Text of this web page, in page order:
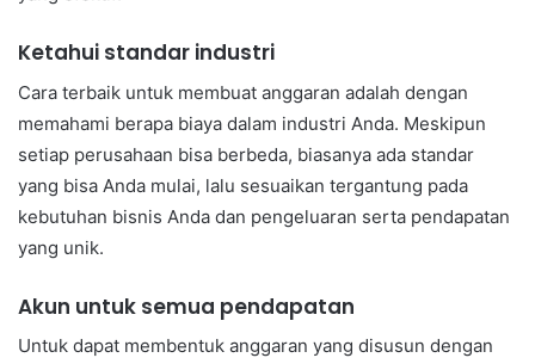
Ketahui standar industri
Cara terbaik untuk membuat anggaran adalah dengan
memahami berapa biaya dalam industri Anda. Meskipun
setiap perusahaan bisa berbeda, biasanya ada standar
yang bisa Anda mulai, lalu sesuaikan tergantung pada
kebutuhan bisnis Anda dan pengeluaran serta pendapatan
yang unik.
Akun untuk semua pendapatan
Untuk dapat membentuk anggaran yang disusun dengan